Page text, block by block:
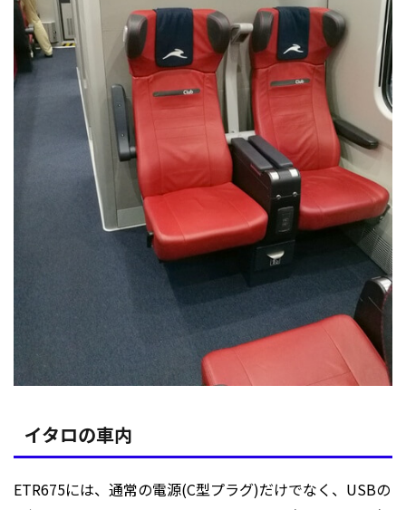
イタロの車内
ETR675には、通常の電源(C型プラグ)だけでなく、USBの